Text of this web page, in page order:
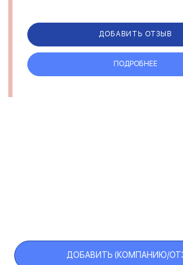
ДОБАВИТЬ ОТЗЫВ
ПОДРОБНЕЕ
ДОБАВИТЬ (КОМПАНИЮ/